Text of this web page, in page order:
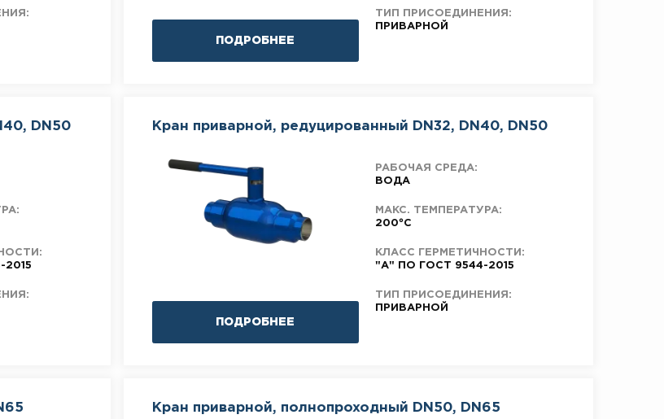
ПОДРОБНЕЕ
ТИП ПРИСОЕДИНЕНИЯ:
ПРИВАРНОЙ
DN50 Кран приварной, редуцированный DN32, DN40, DN50
ПОДРОБНЕЕ
РАБОЧАЯ СРЕДА:
ВОДА
МАКС. ТЕМПЕРАТУРА:
200°C
КЛАСС ГЕРМЕТИЧНОСТИ:
"А" ПО ГОСТ 9544-2015
ТИП ПРИСОЕДИНЕНИЯ:
ПРИВАРНОЙ
Кран приварной, полнопроходный DN50, DN65